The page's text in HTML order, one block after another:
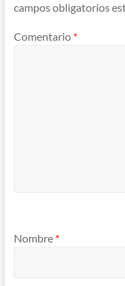
campos obligatorios
Comentario *
Nombre *